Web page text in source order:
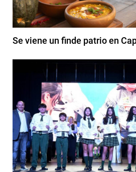
Se viene un finde patrio en